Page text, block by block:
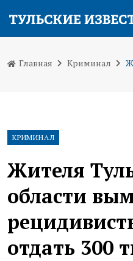
Главная Криминал
КРИМИНАЛ
Жителя
области
отдать 300